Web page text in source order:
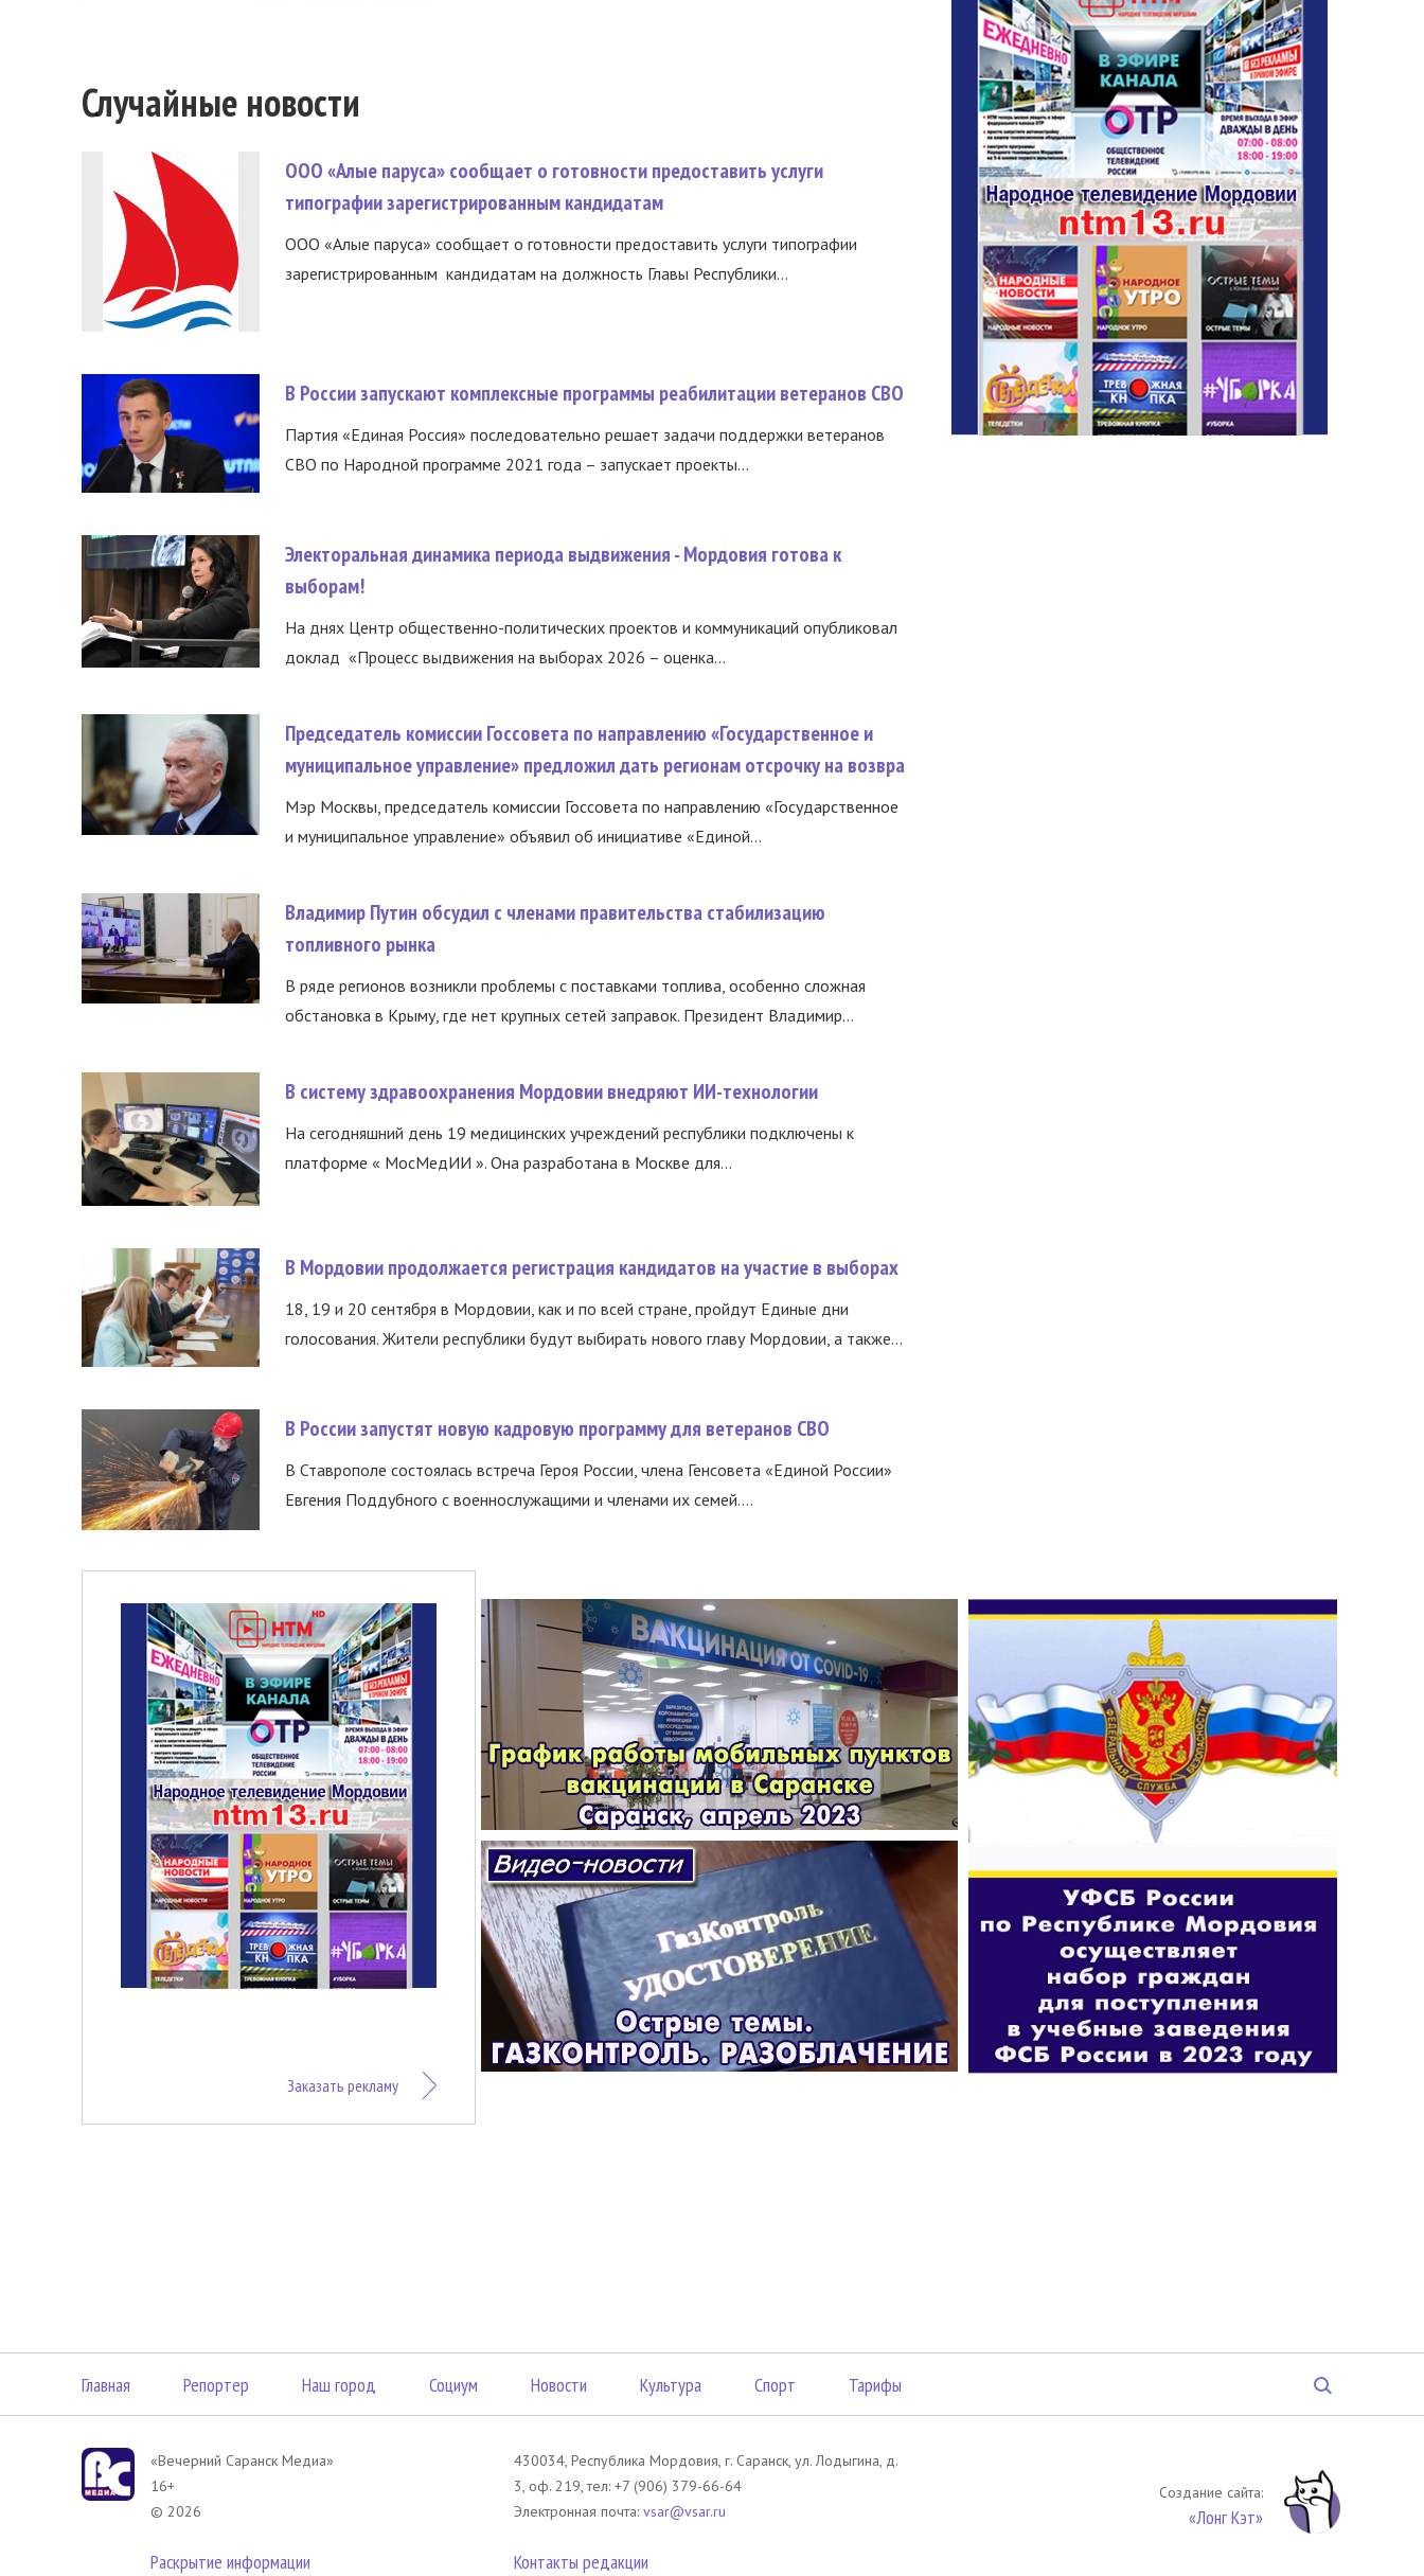
Случайные новости
ООО «Алые паруса» сообщает о готовности предоставить услуги
типографии зарегистрированным кандидатам
ООО «Алые паруса» сообщает о готовности предоставить услуги типографии
зарегистрированным кандидатам на должность Главы Республики...
В России запускают комплексные программы реабилитации ветеранов СВО
Партия «Единая Россия» последовательно решает задачи поддержки ветеранов
СВО по Народной программе 2021 года – запускает проекты...
Электоральная динамика периода выдвижения - Мордовия готова к
выборам!
На днях Центр общественно-политических проектов и коммуникаций опубликовал
доклад «Процесс выдвижения на выборах 2026 – оценка...
Председатель комиссии Госсовета по направлению «Государственное и
муниципальное управление» предложил дать регионам отсрочку на возвра
Мэр Москвы, председатель комиссии Госсовета по направлению «Государственное
и муниципальное управление» объявил об инициативе «Единой...
Владимир Путин обсудил с членами правительства стабилизацию
топливного рынка
В ряде регионов возникли проблемы с поставками топлива, особенно сложная
обстановка в Крыму, где нет крупных сетей заправок. Президент Владимир...
В систему здравоохранения Мордовии внедряют ИИ-технологии
На сегодняшний день 19 медицинских учреждений республики подключены к
платформе « МосМедИИ ». Она разработана в Москве для...
В Мордовии продолжается регистрация кандидатов на участие в выборах
18, 19 и 20 сентября в Мордовии, как и по всей стране, пройдут Единые дни
голосования. Жители республики будут выбирать нового главу Мордовии, а также...
В России запустят новую кадровую программу для ветеранов СВО
В Ставрополе состоялась встреча Героя России, члена Генсовета «Единой России»
Евгения Поддубного с военнослужащими и членами их семей....
Заказать рекламу
Главная Репортер Наш город Социум Новости Культура Спорт Тарифы
«Вечерний Саранск Mедиа»
16+
© 2026
Раскрытие информации
430034, Республика Мордовия, г. Саранск, ул. Лодыгина, д.
3, оф. 219, тел: +7 (906) 379-66-64
Электронная почта: vsar@vsar.ru
Контакты редакции
Создание сайта:
«Лонг Кэт»